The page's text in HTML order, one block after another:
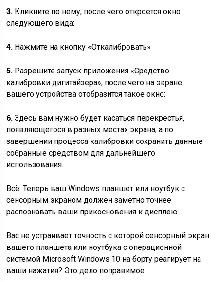
3. Кликните по нему, после чего откроется окно
следующего вида:
4. Нажмите на кнопку «Откалибровать»
5. Разрешите запуск приложения «Средство
калибровки дигитайзера», после чего на экране
вашего устройства отобразится такое окно:
6. Здесь вам нужно будет касаться перекрестья,
появляющегося в разных местах экрана, а по
завершении процесса калибровки сохранить данные
собранные средством для дальнейшего
использования.
Всё. Теперь ваш Windows планшет или ноутбук с
сенсорным экраном должен заметно точнее
распознавать ваши прикосновения к дисплею.
Вас не устраивает точность с которой сенсорный экран
вашего планшета или ноутбука с операционной
системой Microsoft Windows 10 на борту реагирует на
ваши нажатия? Это дело поправимое.